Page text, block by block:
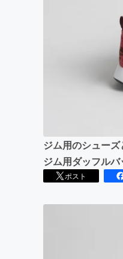
ジム用のシュー
ジム用ダッフルバ
ポスト